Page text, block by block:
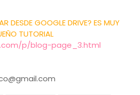
DESDE GOOGLE DRIVE? ES MUY
TUTORIAL
p/blog-page_3.html